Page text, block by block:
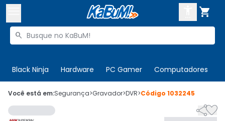

Buscar produtos

Black Ninja Hardware PC Gamer Computadores
 Olá. Acesse sua conta
 Departamentos
Você está em:Segurança>Gravador>DVR>Código 1032245
